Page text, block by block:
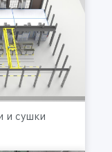
и сушки